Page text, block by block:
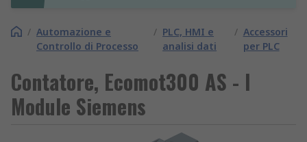
/ Automazione e
Controllo di Processo
/ PLC, HMI e
analisi dati
/ Accessori
per PLC
Contatore, Ecomot300 AS - I
Module Siemens